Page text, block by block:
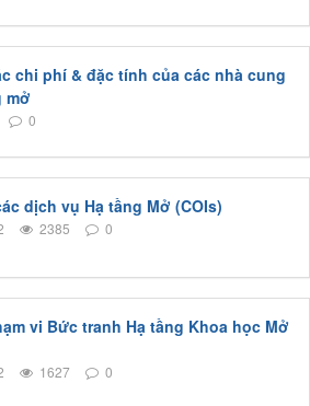
chi phí & đặc tính của các nhà cung
mở
0
dịch vụ Hạ tầng Mở (COIs)
2385 0
vi Bức tranh Hạ tầng Khoa học Mở
1627 0